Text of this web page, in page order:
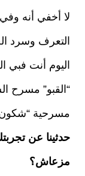
لا أخفي أنه
التعرف وسرد
اليوم أنت
“القبو” مسرح
مسرحية “شكون
حدثينا عن
مزعاش؟